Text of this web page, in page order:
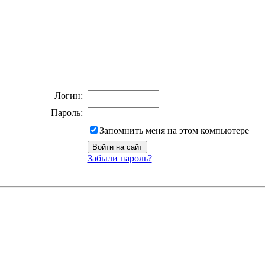
Логин:
Пароль:
Запомнить меня на этом компьютере
Забыли пароль?